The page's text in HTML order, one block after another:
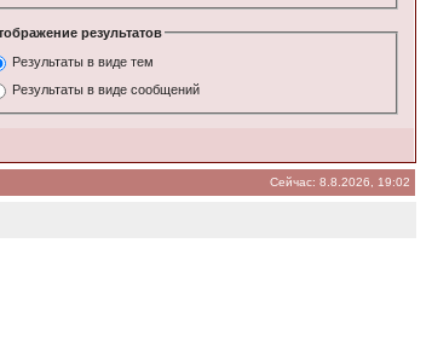
результатов
Результаты в виде тем
Результаты в виде сообщений
Сейчас: 8.8.2026, 19:02